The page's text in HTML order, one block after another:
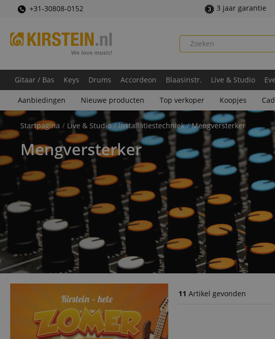
+31-30808-0152 3 jaar garantie
Gitaar / Bas Keys Drums Accordeon Blaasinstr. Live & Studio
Aanbiedingen Nieuwe producten Top verkoper Koopjes
Startpagina Live & Studio Installatiestechniek Mengversterker
Mengversterker
11 Artikel gevonden